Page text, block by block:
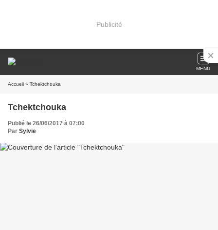
Publicité
MENU
Accueil » Tchektchouka
Tchektchouka
Publié le 26/06/2017 à 07:00
Par Sylvie